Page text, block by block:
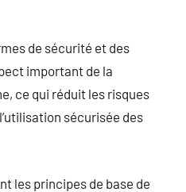
de sécurité et des
important de la
ce qui réduit les risques
sécurisée des
les principes de base de